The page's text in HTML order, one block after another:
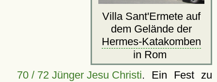
Villa Sant'Ermete auf
dem Gelände der
Hermes-Katakomben
in Rom
70 / 72 Jünger Jesu Christi. Ein Fest zu